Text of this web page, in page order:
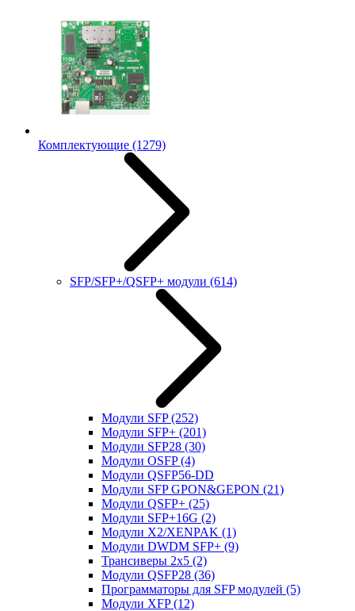
Комплектующие (1279)
SFP/SFP+/QSFP+ модули (614)
Модули SFP(252)
Модули SFP+ (201)
Модули SFP28 (30)
Модули OSFP(4)
Модули QSFP56-DD
Модули SFP GPON&GEPON (21)
Модули QSFP+ (25)
Модули SFP+16G (2)
Модули X2/XENPAK (1)
Модули DWDM SFP+ (9)
Трансиверы 2x5 (2)
Модули QSFP28 (36)
Программаторы для SFP модулей (5)
Модули XFP(12)